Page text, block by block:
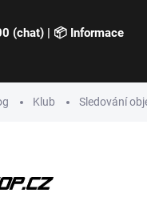
(chat) | 📦 Informace
Klub Sledování